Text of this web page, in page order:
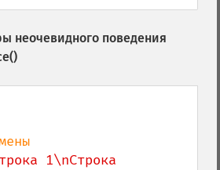
неочевидного поведения
1\nСтрока